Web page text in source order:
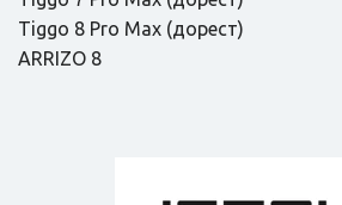
Tiggo 8 Pro Max (дорест)
АRRIZО 8